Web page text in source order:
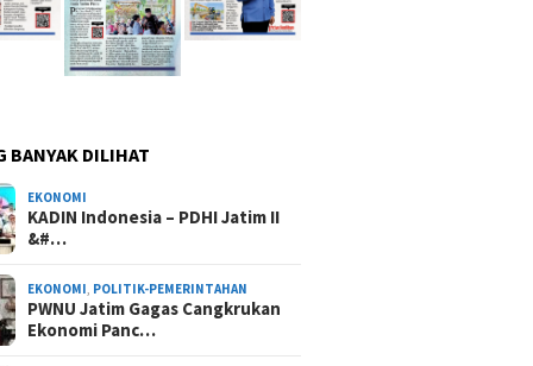
BANYAK DILIHAT
EKONOMI
KADIN Indonesia – PDHI Jatim II
&#…
EKONOMI, POLITIK-PEMERINTAHAN
PWNU Jatim Gagas Cangkrukan
Ekonomi Panc…